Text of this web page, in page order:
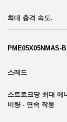
PME05X05NMAS-B